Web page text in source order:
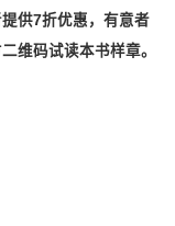
供7折优惠，有意者
维码试读本书样章。